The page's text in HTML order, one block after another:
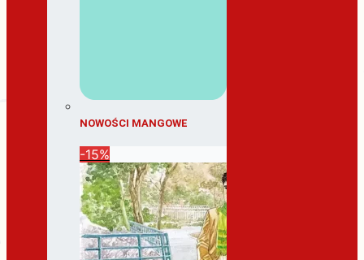
NOWOŚCI MANGOWE
-15%